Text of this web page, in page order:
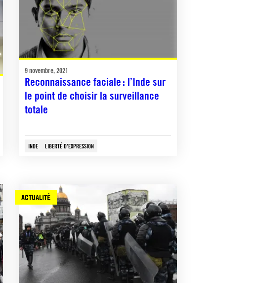
9 novembre, 2021
Reconnaissance faciale : l’Inde sur
le point de choisir la surveillance
totale
INDE LIBERTÉ D'EXPRESSION
ACTUALITÉ